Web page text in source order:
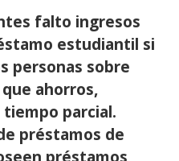
falto ingresos
estudiantil si
personas sobre
ahorros,
parcial.
préstamos de